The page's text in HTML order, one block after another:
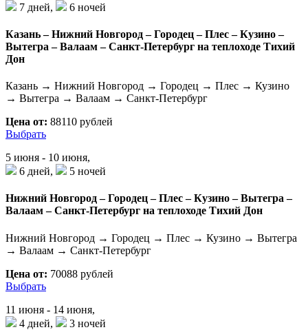
7 дней,
6 ночей
Казань – Нижний Новгород – Городец – Плес – Кузино –
Вытегра – Валаам – Санкт-Петербург на теплоходе Тихий
Дон
Казань → Нижний Новгород → Городец → Плес → Кузино
→ Вытегра → Валаам → Санкт-Петербург
Цена от: 88110 рублей
Выбрать
5 июня - 10 июня,
6 дней,
5 ночей
Нижний Новгород – Городец – Плес – Кузино – Вытегра –
Валаам – Санкт-Петербург на теплоходе Тихий Дон
Нижний Новгород → Городец → Плес → Кузино → Вытегра
→ Валаам → Санкт-Петербург
Цена от: 70088 рублей
Выбрать
11 июня - 14 июня,
4 дней,
3 ночей